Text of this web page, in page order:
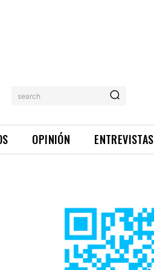
search
OPINIÓN ENTREVISTAS